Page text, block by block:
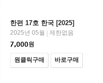
한편 17호 한국 [2025]
2025년 05월
제한없음
7,000원
원클릭구매 바로구매